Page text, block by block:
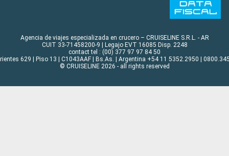
Agencia de viajes especializada en crucero – CRUISELINE S.R.L. - AR
CUIT 33-71458200-9 | Legajo EVT 16085 Disp. 2248
contact tel : (00) 377 97 97 84 50
629 | Piso 13 | C1043AAF | Bs.As. | Argentina +54 11 5352.2950 |
© CRUISELINE 2026 - all rights reserved